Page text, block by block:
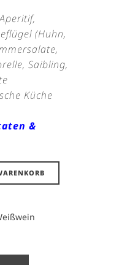
(Huhn,
Saibling,
Küche
&